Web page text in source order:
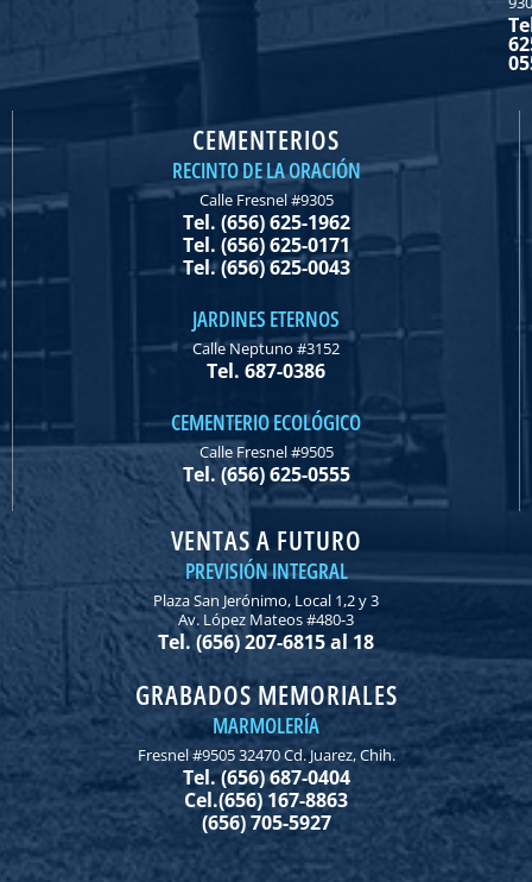
CEMENTERIOS
RECINTO DE LA ORACIÓN
Calle Fresnel #9305
Tel. (656) 625-1962
Tel. (656) 625-0171
Tel. (656) 625-0043
JARDINES ETERNOS
Calle Neptuno #3152
Tel. 687-0386
CEMENTERIO ECOLÓGICO
Calle Fresnel #9505
Tel. (656) 625-0555
VENTAS A FUTURO
PREVISIÓN INTEGRAL
Plaza San Jerónimo, Local 1,2 y 3
Av. López Mateos #480-3
Tel. (656) 207-6815 al 18
GRABADOS MEMORIALES
MARMOLERÍA
Fresnel #9505 32470 Cd. Juarez, Chih.
Tel. (656) 687-0404
Cel.(656) 167-8863
(656) 705-5927